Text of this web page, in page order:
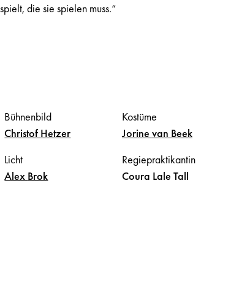
die sie spielen muss.“
Bühnenbild
Christof Hetzer
Kostüme
Jorine van Beek
Licht
Alex Brok
Regiepraktikantin
Coura Lale Tall